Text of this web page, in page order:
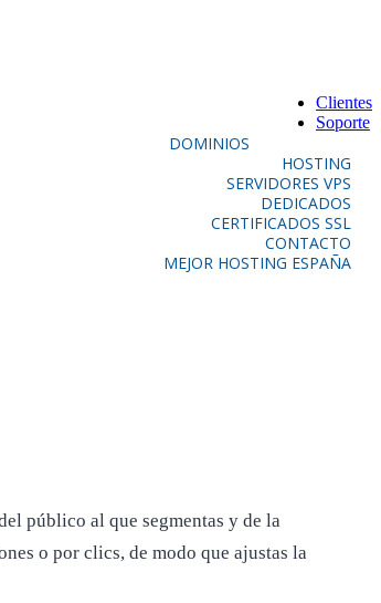
Clientes
Soporte
DOMINIOS
HOSTING
SERVIDORES VPS
DEDICADOS
CERTIFICADOS SSL
CONTACTO
MEJOR HOSTING ESPAÑA
público al que segmentas y de la
o por clics, de modo que ajustas la